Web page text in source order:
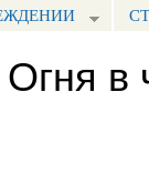
в